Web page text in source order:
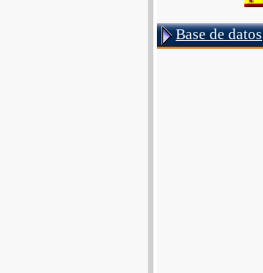
Base de datos